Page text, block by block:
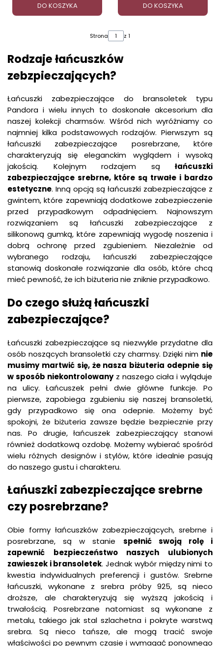
DO KOSZYKA DO KOSZYKA
Strona z 1
Rodzaje łańcuszków
zebzpieczających?
Łańcuszki zabezpieczające do bransoletek typu
Pandora i wielu innych to doskonałe akcesorium dla
naszej kolekcji charmsów. Wśród nich wyróżniamy co
najmniej kilka podstawowych rodzajów.Pierwszym są
łańcuszki zabezpieczające posrebrzane, które
charakteryzują się eleganckim wyglądem i wysoką
jakością. Kolejnym rodzajem są łańcuszki
zabezpieczające srebrne, które są trwałe i bardzo
estetyczne. Inną opcją są łańcuszki zabezpieczające z
gwintem, które zapewniają dodatkowe zabezpieczenie
przed przypadkowym odpadnięciem. Najnowszym
rozwiązaniem są łańcuszki zabezpieczające z
silikonową gumką, które zapewniają wygodę noszenia i
dobrą ochronę przed zgubieniem. Niezależnie od
wybranego rodzaju, łańcuszki zabezpieczające
stanowią doskonałe rozwiązanie dla osób, które chcą
mieć pewność, że ich biżuteria nie zniknie przypadkowo.
Do czego służą łańcuszki
zabezpieczające?
Łańcuszki zabezpieczające są niezwykle przydatne dla
osób noszących bransoletki czy charmsy. Dzięki nim nie
musimy martwić się, że nasza biżuteria odepnie się
wsposób niekontrolowanyz naszego ciała i wyląduje
na ulicy. Łańcuszek pełni dwie główne funkcje. Po
pierwsze, zapobiega zgubieniu się naszej bransoletki,
gdy przypadkowo się ona odepnie. Możemy być
spokojni, że biżuteria zawsze będzie bezpiecznie przy
nas. Po drugie, łańcuszek zabezpieczający stanowi
również dodatkową ozdobę. Możemy wybierać spośród
wielu różnych designów i stylów, które idealnie pasują
do naszego gustu i charakteru.
Łańuszki zabezpieczające srebrne
czy posrebrzane?
Obie formy łańcuszków zabezpieczających, srebrne i
posrebrzane, są w stanie spełnić swoją rolę
i
zapewnić
bezpieczeństwo naszych
ulubionych
zawieszek i bransoletek. Jednak wybór między nimi to
kwestia indywidualnych preferencji i gustów. Srebrne
łańcuszki, wykonane z srebra próby 925, są nieco
droższe, ale charakteryzują się wyższą jakością i
trwałością. Posrebrzane natomiast są wykonane z
metalu, takiego jak stal szlachetna i pokryte warstwą
srebra. Są nieco tańsze, ale mogą tracić swoje
właściwości po pewnym czasie i wymagać ponownego